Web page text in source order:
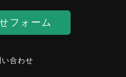
フォーム
合わせ